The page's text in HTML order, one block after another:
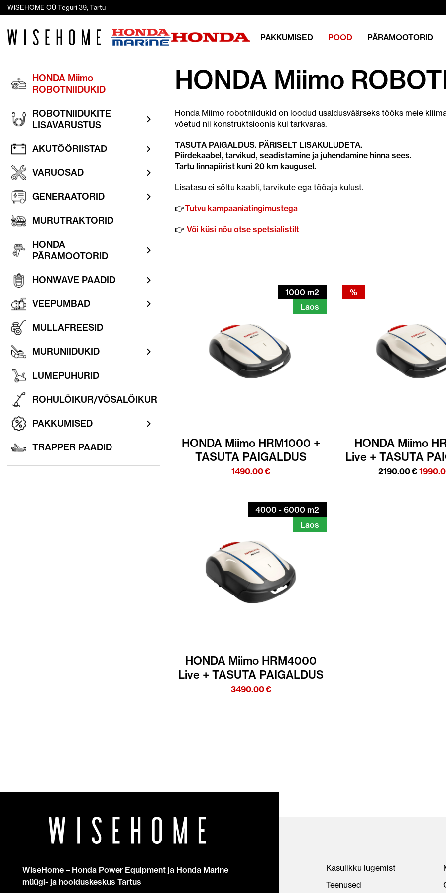
WISEHOME OÜ Teguri 39, Tartu
PAKKUMISED POOD PÄRAMOOTORID
HONDA Miimo
ROBOTNIIDUKID
ROBOTNIIDUKITE
LISAVARUSTUS
AKUTÖÖRIISTAD
VARUOSAD
GENERAATORID
MURUTRAKTORID
HONDA
PÄRAMOOTORID
HONWAVE PAADID
VEEPUMBAD
MULLAFREESID
MURUNIIDUKID
LUMEPUHURID
ROHULÕIKUR/VÕSALÕIKUR
PAKKUMISED
TRAPPER PAADID
HONDA Miimo
Honda Miimo robotniidukid on loodud usaldusväärseks tööks meie
võetud nii konstruktsioonis kui tarkvaras.
TASUTA PAIGALDUS. PÄRISELT LISAKULUDETA.
Piirdekaabel, tarvikud, seadistamine ja juhendamine hinna sees.
Tartu linnapiirist kuni 20 km kaugusel.
Lisatasu ei sõltu kaabli, tarvikute ega tööaja kulust.
👉Tutvu kampaaniatingimustega
👉 Või küsi nõu otse spetsialistilt
1000 m2
Laos
HONDA Miimo HRM1000 +
TASUTA PAIGALDUS
1490.00€
%
HONDA Miimo
Live + TASUTA
2190.00€ Algne
4000 - 6000 m2
Laos
HONDA Miimo HRM4000
Live + TASUTA PAIGALDUS
3490.00€
WiseHome – Honda Power Equipment ja Honda Marine
müügi- ja hoolduskeskus Tartus
Kasulikku lugemist
Teenused